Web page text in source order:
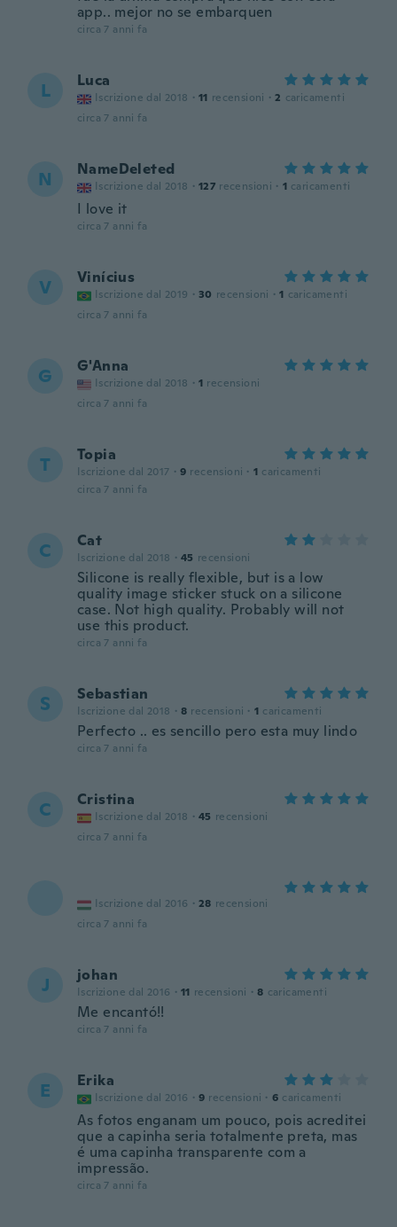
app.. mejor no se embarquen
circa 7 anni fa
L Luca
Iscrizione dal 2018 · 11 recensioni · 2 caricamenti
circa 7 anni fa
N NameDeleted
Iscrizione dal 2018 · 127 recensioni · 1 caricamenti
I love it
circa 7 anni fa
V Vinícius
Iscrizione dal 2019 · 30 recensioni · 1 caricamenti
circa 7 anni fa
G G'Anna
Iscrizione dal 2018 · 1 recensioni
circa 7 anni fa
T Topia
Iscrizione dal 2017 · 9 recensioni · 1 caricamenti
circa 7 anni fa
C Cat
Iscrizione dal 2018 · 45 recensioni
Silicone is really flexible, but is a low
quality image sticker stuck on a silicone
case. Not high quality. Probably will not
use this product.
circa 7 anni fa
S Sebastian
Iscrizione dal 2018 · 8 recensioni · 1 caricamenti
Perfecto .. es sencillo pero esta muy lindo
circa 7 anni fa
C Cristina
Iscrizione dal 2018 · 45 recensioni
circa 7 anni fa
Iscrizione dal 2016 · 28 recensioni
circa 7 anni fa
J johan
Iscrizione dal 2016 · 11 recensioni · 8 caricamenti
Me encantó!!
circa 7 anni fa
E Erika
Iscrizione dal 2016 · 9 recensioni · 6 caricamenti
As fotos enganam um pouco, pois acreditei
que a capinha seria totalmente preta, mas
é uma capinha transparente com a
impressão.
circa 7 anni fa